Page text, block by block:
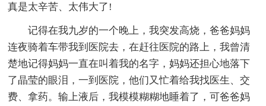
真是太辛苦、太伟大了!
记得在我九岁的一个晚上，我突发高烧，爸爸妈妈
连夜骑着车带我到医院去，在赶往医院的路上，我曾清
楚地记得妈妈一直在叫着我的名字，妈妈还担心地落下
了晶莹的眼泪，一到医院，他们又忙着给我找医生、交
费、拿药。输上液后，我模模糊糊地睡着了，可爸爸妈